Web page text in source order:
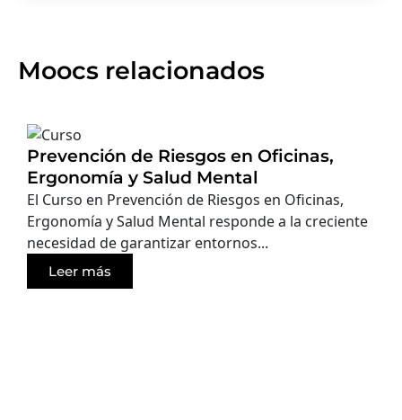
Moocs relacionados
Prevención de Riesgos en Oficinas,
Ergonomía y Salud Mental
El Curso en Prevención de Riesgos en Oficinas,
Ergonomía y Salud Mental responde a la creciente
necesidad de garantizar entornos...
Leer más